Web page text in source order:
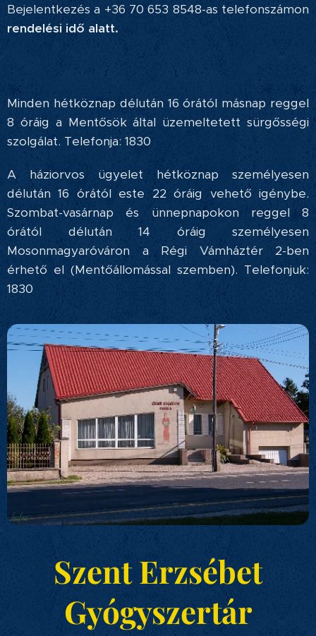
Bejelentkezés a +36 70 653 8548-as telefonszámon
rendelési idő alatt.
Minden hétköznap délután 16 órától másnap reggel
8 óráig a Mentősök által üzemeltetett sürgősségi
szolgálat. Telefonja: 1830
A háziorvos ügyelet hétköznap személyesen
délután 16 órától este 22 óráig vehető igénybe.
Szombat-vasárnap és ünnepnapokon reggel 8
órától délután 14 óráig személyesen
Mosonmagyaróváron a Régi Vámháztér 2-ben
érhető el (Mentőállomással szemben). Telefonjuk:
1830
Szent Erzsébet
Gyógyszertár